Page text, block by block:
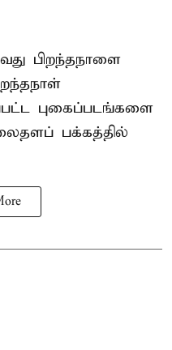
பிறந்தநாளை
புகைப்படங்களை
பக்கத்தில்